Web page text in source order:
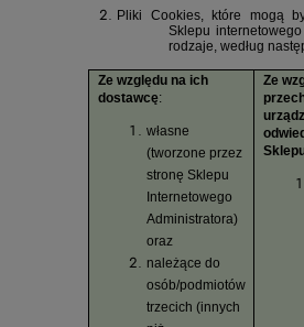
Pliki Cookies, które mogą
Sklepu
rodzaje, według
Ze względu na ich
dostawcę:
własne
(tworzone przez
stronę Sklepu
Internetowego
Administratora)
oraz
należące do
osób/podmiotów
trzecich (innych
Ze